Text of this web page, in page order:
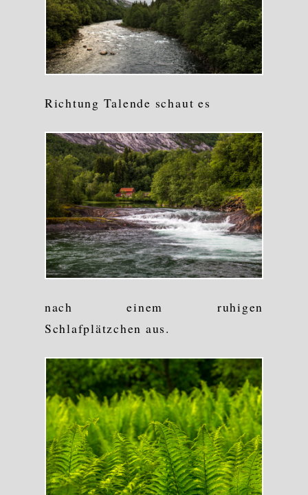
Richtung Talende schaut es
nach einem ruhigen
Schlafplätzchen aus.